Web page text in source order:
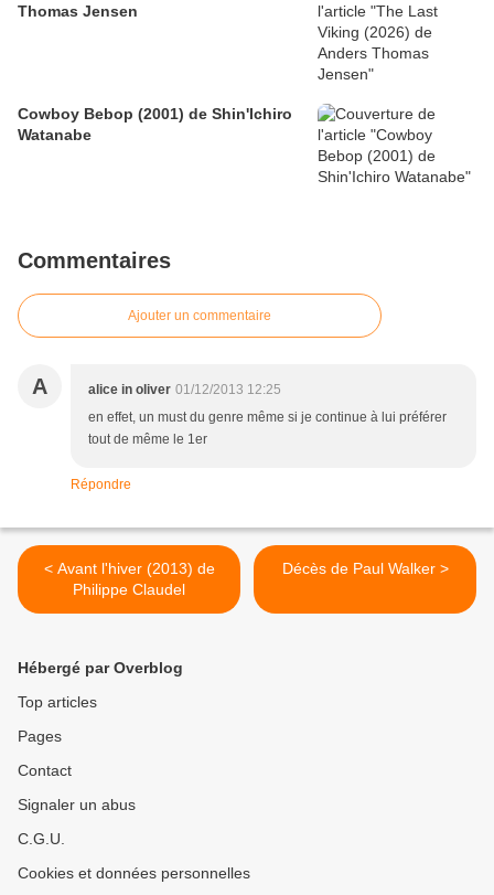
Thomas Jensen
Cowboy Bebop (2001) de Shin'Ichiro
Watanabe
Commentaires
Ajouter un commentaire
A alice in oliver 01/12/2013 12:25
en effet, un must du genre même si je continue à lui préférer
tout de même le 1er
Répondre
< Avant l'hiver (2013) de
Philippe Claudel
Décès de Paul Walker >
Hébergé par Overblog
Top articles
Pages
Contact
Signaler un abus
C.G.U.
Cookies et données personnelles